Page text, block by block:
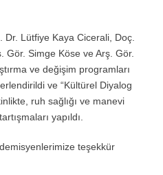
Lütfiye Kaya Cicerali, Doç.
Gör. Simge Köse ve Arş. Gör.
ve değişim programları
ve “Kültürel Diyalog
ruh sağlığı ve manevi
yapıldı.
teşekkür